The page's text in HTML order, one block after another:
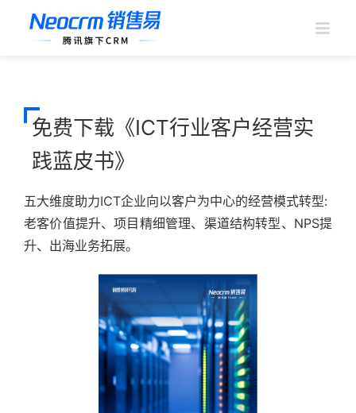
免费下载《ICT行业客户经营实
践蓝皮书》
五大维度助力ICT企业向以客户为中心的经营模式转型:
老客价值提升、项目精细管理、渠道结构转型、NPS提
升、出海业务拓展。